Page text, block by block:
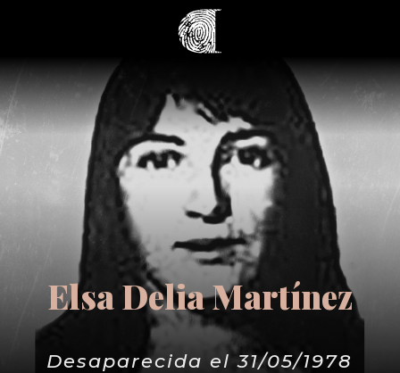
Elsa Delia Martínez
Desaparecida el 31/05/1978